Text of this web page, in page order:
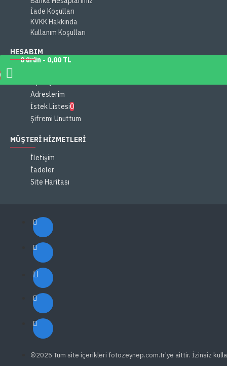
0 ürün - 0,00 TL
İade Koşulları
KVKK Hakkında
Kullanım Koşulları
HESABIM
Adreslerim
İstek Listesi0
Şifremi Unuttum
MÜŞTERI HIZMETLERI
İletişim
İadeler
Site Haritası
©2025 Tüm site içerikleri fotozeynep.com.tr'ye aittir. İzinsiz